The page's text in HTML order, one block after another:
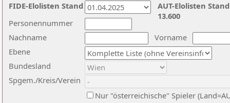
Nachname
Vorname
Ebene
Personennummer
Bundesland
Spgem./Kreis/Verein
Nur "österreichische" Spieler
AUT-Elolisten
13.600
FIDE-Elolisten Stand